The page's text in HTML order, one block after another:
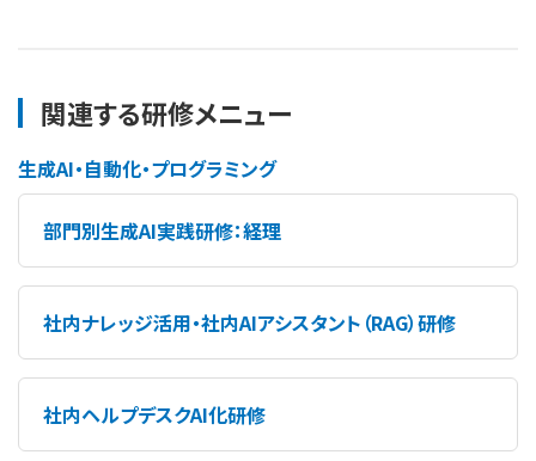
関連する研修メニュー
生成AI・自動化・プログラミング
部門別生成AI実践研修：経理
社内ナレッジ活用・社内AIアシスタント（RAG）研修
社内ヘルプデスクAI化研修